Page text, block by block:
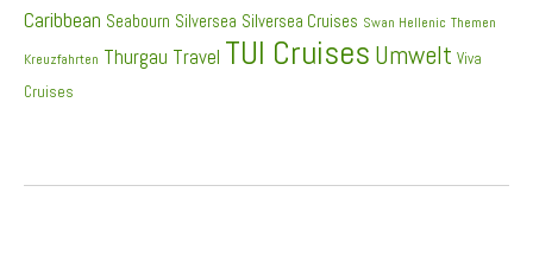
Caribbean Seabourn Silversea Silversea Cruises Swan Hellenic Themen
Kreuzfahrten Thurgau Travel TUI Cruises Umwelt Viva
Cruises